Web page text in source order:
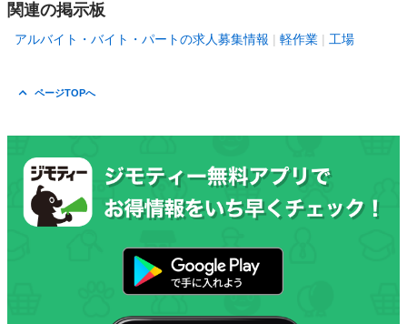
関連の掲示板
アルバイト・バイト・パートの求人募集情報 軽作業 工場
ページTOPへ